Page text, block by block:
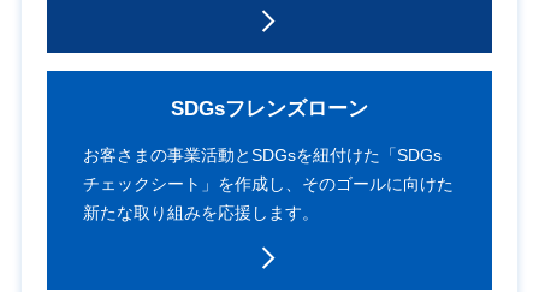
SDGsフレンズローン
お客さまの事業活動とSDGsを紐付けた 「SDGs
チェックシート」を作成し、 そのゴールに向けた
新たな取り組みを応援します。